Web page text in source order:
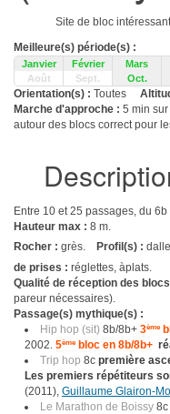
Site de bloc
Meilleure(s) période(s) :
Janvier Février Mars
Août
Sept. Oct.
Orientation(s) : Toutes
Marche d'approche : 5 min
autour des blocs correct pour
Entre 10 et 25 passages, du
Hauteur max : 8 m.
Rocher : grès. Profil(s) : dalle
de prises : réglettes, àplats.
Qualité de réception des
pareur nécessaires).
Passage(s) mythique(s) :
Hip hop (sit) 8b/8b+ 3ème
2002. 5èmebloc en 8b/8b+
Trip hop 8c première
Les premiers répétiteurs
(2011), Guillaume Glairon-
Le Marathon de Boissy 8c